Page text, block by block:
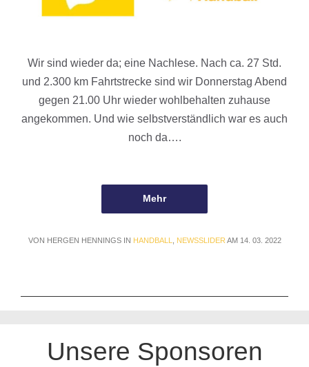
Wir sind wieder da; eine Nachlese. Nach ca. 27 Std.
und 2.300 km Fahrtstrecke sind wir Donnerstag Abend
gegen 21.00 Uhr wieder wohlbehalten zuhause
angekommen. Und wie selbstverständlich war es auch
noch da….
Mehr
VON HERGEN HENNINGS IN HANDBALL NEWSSLIDER AM 14. 03. 2022
Unsere Sponsoren